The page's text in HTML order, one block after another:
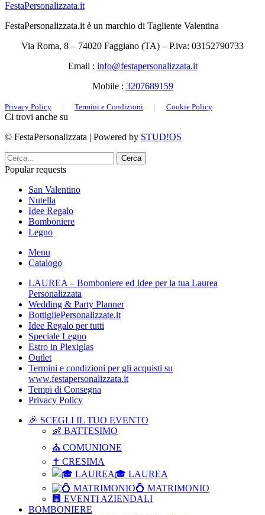
FestaPersonalizzata.it
FestaPersonalizzata.it è un marchio di Tagliente Valentina
Via Roma, 8 – 74020 Faggiano (TA) – P.iva: 03152790733
Email : info@festapersonalizzata.it
Mobile : 3207689159
Privacy Policy | Termini e Condizioni | Cookie Policy
Ci trovi anche su
© FestaPersonalizzata | Powered by STUD!OS
Cerca
Popular requests
San Valentino
Nutella
Idee Regalo
Bomboniere
Legno
Menu
Catalogo
LAUREA – Bomboniere ed Idee per la tua Laurea
Personalizzata
Wedding & Party Planner
BottigliePersonalizzate.it
Idee Regalo per tutti
Speciale Legno
Estro in Plexiglas
Outlet
Termini e condizioni per gli acquisti su
www.festapersonalizzata.it
Tempi di Consegna
Privacy Policy
🎉 SCEGLI IL TUO EVENTO
👶 BATTESIMO
⛪ COMUNIONE
✝ CRESIMA
🎓 LAUREA
💍 MATRIMONIO
🏢 EVENTI AZIENDALI
BOMBONIERE